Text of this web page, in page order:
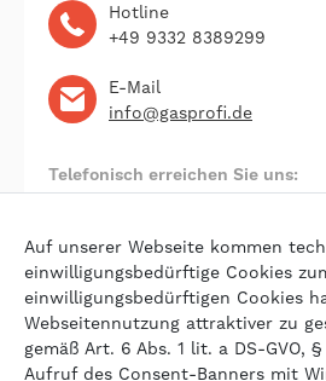
Hotline
+49 9332 8389299
E-Mail
info@gasprofi.de
Telefonisch erreichen Sie uns:
Montag bis Freitag 09:00 bis
Auf unserer Webseite kommen
einwilligungsbedürftige Cookies
einwilligungsbedürftigen Cookies
Webseitennutzung attraktiver zu
gemäß Art. 6 Abs. 1 lit. a DS-GVO,
Aufruf des Consent-Banners mit